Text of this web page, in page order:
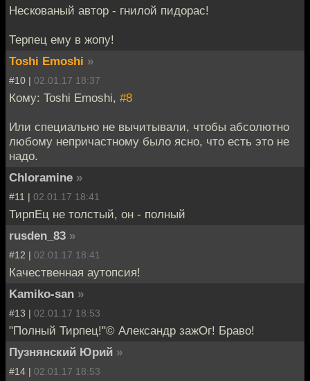
Нескованый автор - гнилой пидорас!
Терпец ему в жопу!
Toshi Emoshi »
#10 | 02.01.17 18:37
Кому: Toshi Emoshi, #8
Или специально не вычитывали, чтобы абсолютно
любому непричастному было ясно, что есть это не
надо.
Chloramine »
#11 | 02.01.17 18:41
ТирпЕц не толстый, он - полный
rusden_83 »
#12 | 02.01.17 18:41
Качественная аутопсия!
Kamiko-san »
#13 | 02.01.17 18:53
"Полный Тирпец!"© Александр зажОг! Браво!
Пузнянский Юрий »
#14 | 02.01.17 18:53